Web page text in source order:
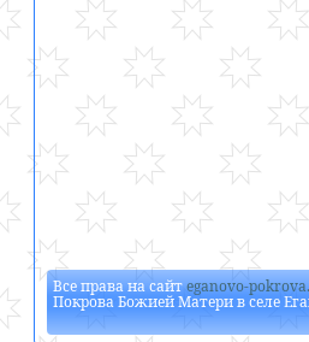
Все права на сайтeganovo-
Покрова Божией Матери в селе